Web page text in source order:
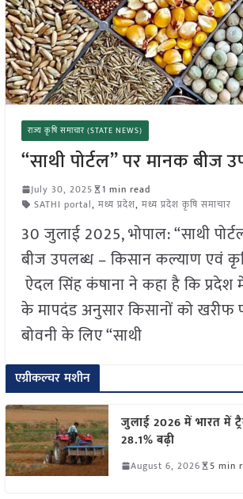
राज्य कृषि समाचार (STATE NEWS)
“साथी पोर्टल” पर मानक बीज
July 30, 2025
1 min read
SATHI portal, मध्य प्रदेश, मध्य प्रदेश कृषि समाचार
30 जुलाई 2025, भोपाल: “साथी
बीज उपलब्ध – किसान कल्याण एवं
ऐदल सिंह कंषाना ने कहा है कि प्रदेश
के मापदंड अनुसार किसानों को
बोवनी के लिए “साथी
एग्रीकल्चर मशीन
जुलाई 2026 में भारत में
28.1% बढ़ी
August 6, 2026 5 min